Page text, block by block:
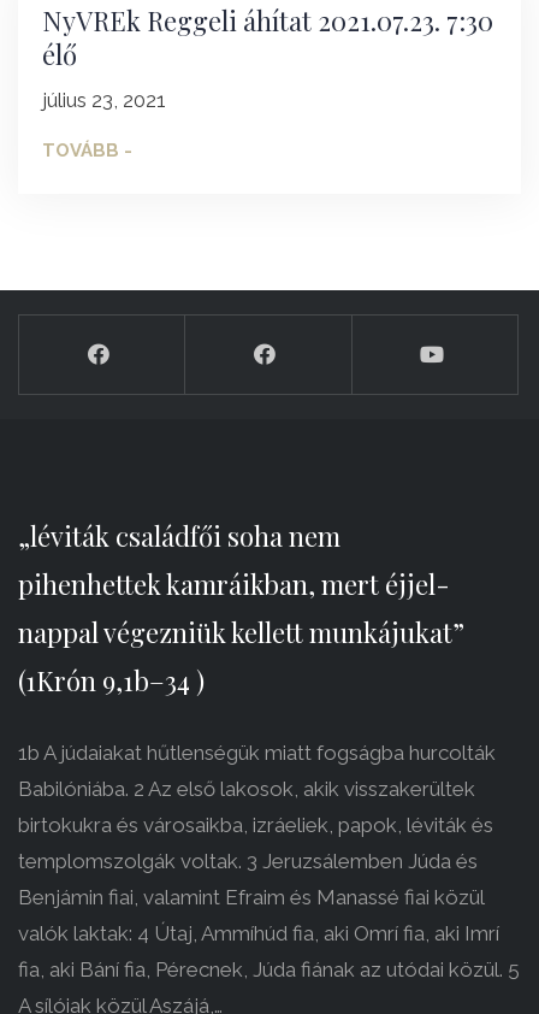
NyVREk Reggeli áhítat 2021.07.23. 7:30
élő
július 23, 2021
TOVÁBB -
„léviták családfői soha nem
pihenhettek kamráikban, mert éjjel-
nappal végezniük kellett munkájukat”
(1Krón 9,1b–34 )
1b A júdaiakat hűtlenségük miatt fogságba hurcolták
Babilóniába. 2 Az első lakosok, akik visszakerültek
birtokukra és városaikba, izráeliek, papok, léviták és
templomszolgák voltak. 3 Jeruzsálemben Júda és
Benjámin fiai, valamint Efraim és Manassé fiai közül
valók laktak: 4 Útaj, Ammíhúd fia, aki Omrí fia, aki Imrí
fia, aki Bání fia, Pérecnek, Júda fiának az utódai közül. 5
A sílóiak közül Aszájá,…